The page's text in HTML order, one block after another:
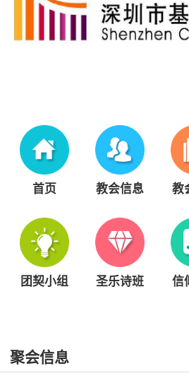
首页 教会信息 教
团契小组 圣乐诗班 信
聚会信息